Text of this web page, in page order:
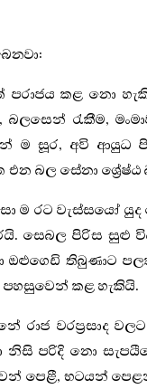
කළ නො
රැකීම,
ම සූර, අවි ආයුධ
එන බල සේනා
ම රට වැස්සයෝ
සෙබල පිරිස සුළු
ඔළුගෙඩි තිබුණාට
පහසුවෙන් කළ හැකියි.
රාජ වරප්‍රසාද
පරිදි නො
පෙළී, භටයන්